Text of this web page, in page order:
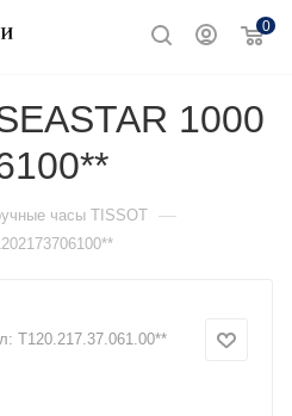
0
1000
часы TISSOT —
T120.217.37.061.00**